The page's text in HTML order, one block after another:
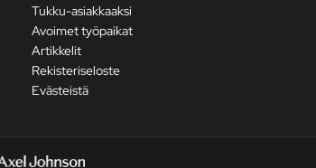
Tukku-asiakkaaksi
Avoimet työpaikat
Artikkelit
Rekisteriseloste
Evästeistä